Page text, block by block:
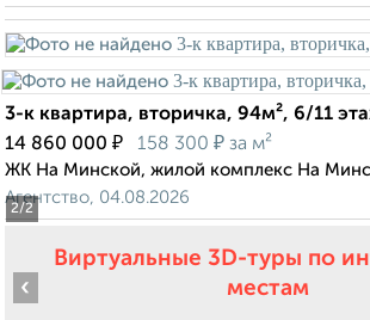
2/2
3-к квартира, вторичка, 94м², 6/11
14 860 000 ₽ 158 300 ₽ за м²
ЖК На Минской, жилой комплекс На
Агентство, 04.08.2026
Виртуальные 3D-туры по
местам
‹